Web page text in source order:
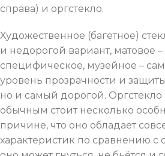
справа) и оргстекло.
Художественное (багетное)
и недорогой вариант, матовое –
специфическое, музейное –
уровень прозрачности и
но и самый дорогой.
обычным стоит несколько
причине, что оно обладает
характеристик по сравнению с